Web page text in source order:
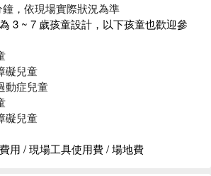
樂活動，提升孩子口語表達和非語言溝
的環境中，培養與他人互動技巧
鐘，依現場實際狀況為準
3 ~ 7 歲孩童設計， 以下孩童也歡迎參
礙兒童
動症兒童
礙兒童
用 / 現場工具使用費 / 場地費